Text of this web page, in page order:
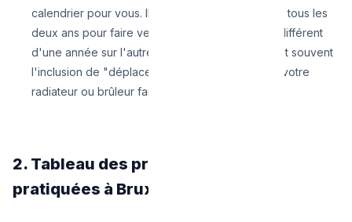
calendrier pour vous. Ils vous appellent de force tous les
deux ans pour faire venir un employé (souvent différent
d'une année sur l'autre). L'immense avantage est souvent
l'inclusion de "déplacements illimités gratuits" si votre
radiateur ou brûleur fait des siennes en hiver.
2. Tableau des prix (Moyennes
pratiquées à Bruxelles en 2026)